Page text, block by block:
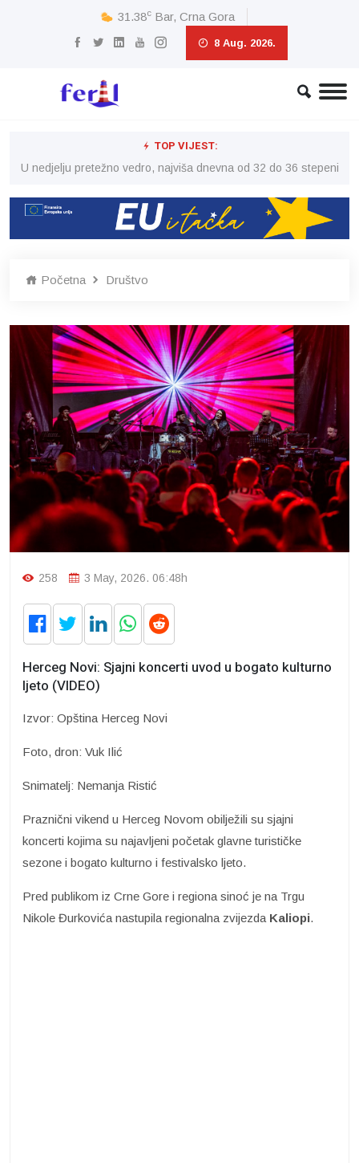
31.38c Bar, Crna Gora
8 Aug. 2026.
TOP VIJEST:
U nedjelju pretežno vedro, najviša dnevna od 32 do 36 stepeni
Početna Društvo
258 3 May, 2026. 06:48h
Herceg Novi: Sjajni koncerti uvod u bogato kulturno
ljeto (VIDEO)
Izvor: Opština Herceg Novi
Foto, dron: Vuk Ilić
Snimatelj: Nemanja Ristić
Praznični vikend u Herceg Novom obilježili su sjajni
koncerti kojima su najavljeni početak glavne turističke
sezone i bogato kulturno i festivalsko ljeto.
Pred publikom iz Crne Gore i regiona sinoć je na Trgu
Nikole Đurkovića nastupila regionalna zvijezda Kaliopi.